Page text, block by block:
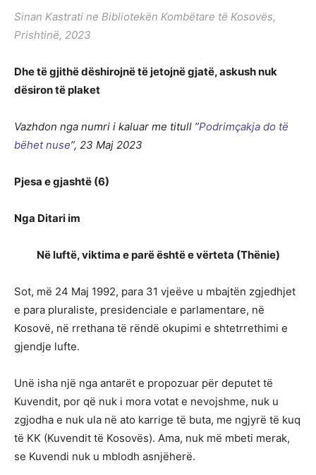
Sinan Kastrati ne Bibliotekën Kombëtare të Kosovës,
Prishtinë, 2023
Dhe të gjithë dëshirojnë të jetojnë gjatë, askush nuk
dësiron të plaket
Vazhdon nga numri i kaluar me titull ”Podrimçakja do të
bëhet nuse”, 23 Maj 2023
Pjesa e gjashtë (6)
Nga Ditari im
Në luftë, viktima e parë është e vërteta (Thënie)
Sot, më 24 Maj 1992, para 31 vjeëve u mbajtën zgjedhjet
e para pluraliste, presidenciale e parlamentare, në
Kosovë, në rrethana të rëndë okupimi e shtetrrethimi e
gjendje lufte.
Unë isha një nga antarët e propozuar për deputet të
Kuvendit, por që nuk i mora votat e nevojshme, nuk u
zgjodha e nuk ula në ato karrige të buta, me ngjyrë të kuq
të KK (Kuvendit të Kosovës). Ama, nuk më mbeti merak,
se Kuvendi nuk u mblodh asnjëherë.